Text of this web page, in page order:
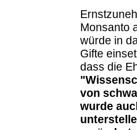
Monsanto
würde in
Gifte
dass die
von
wurde